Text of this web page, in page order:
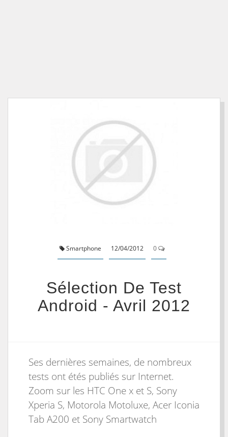
Smartphone 12/04/2012 0
Sélection De Test
Android - Avril 2012
Ses dernières semaines, de nombreux
tests ont étés publiés sur Internet.
Zoom sur les HTC One x et S, Sony
Xperia S, Motorola Motoluxe, Acer Iconia
Tab A200 et Sony Smartwatch